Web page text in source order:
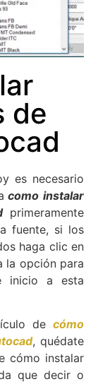
de
es necesario
como instalar
primeramente
fuente, si los
haga clic en
la opción para
inicio a esta
de cómo
, quédate
cómo instalar
que decir o